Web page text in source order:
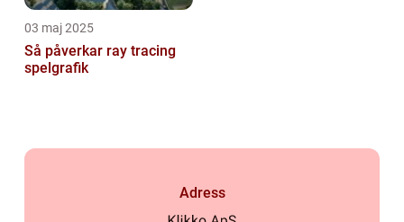
03 maj 2025
Så påverkar ray tracing
spelgrafik
Adress